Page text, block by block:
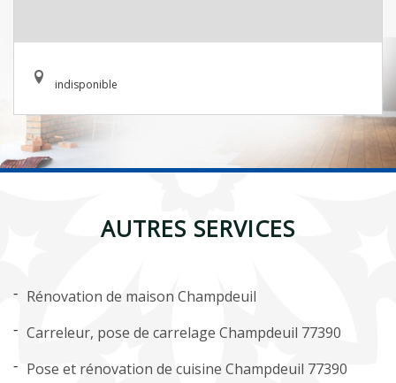
indisponible
AUTRES SERVICES
Rénovation de maison Champdeuil
Carreleur, pose de carrelage Champdeuil 77390
Pose et rénovation de cuisine Champdeuil 77390